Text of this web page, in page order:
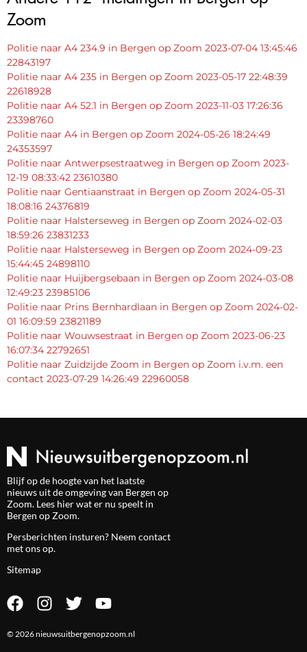
Zoom
Politie naar A4 234.9 in Bergen op Zoom 2023-07-04 13:45:46
22843197
Politie naar A4 235 in Bergen op Zoom 2023-05-17 22:48:39
22618928
Politie naar A4 52.1 in Bergen op Zoom 2023-11-03 17:26:36
23398760
Politie naar A4 in Bergen op Zoom 2024-05-26 18:24:49
24353597
Politie naar Antwerpsestraatweg in Bergen op Zoom 2023-
12-19 08:33:42 23610380
Politie naar Gentiaanstraat in Bergen op Zoom 2024-05-31
18:08:16 24376819
Politie naar Halsterseweg in Bergen op Zoom 2024-02-03
18:59:26 23831233
Politie naar Halsterseweg in Bergen op Zoom 2024-09-23
15:44:45 24898110
Politie naar Huijbergsebaan in Bergen op Zoom 2024-03-08
12:49:23 23985106
Politie naar Prins Bernhardlaan in Bergen op Zoom 2024-02-
01 16:09:59 23821189
Politie naar Wouwsestraat in Bergen op Zoom 2023-06-23
16:07:34 22792651
Politie naar Zuidzijde Zoom in Bergen op Zoom i.v.m. een
contact 2023-07-29 14:26:49 22960058
Blijf op de hoogte van het laatste
nieuws uit de omgeving van Bergen op
Zoom. Lees hier wat er nu speelt in
Bergen op Zoom.
Persberichten insturen? Neem contact
met ons op.
Sitemap
© 2026 nieuwsuitbergenopzoom.nl